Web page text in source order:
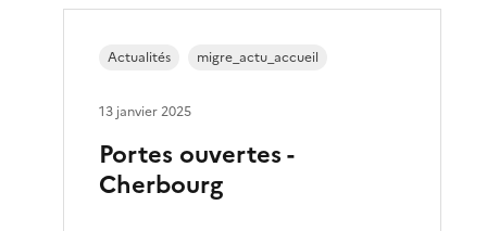
Portes ouvertes -
Cherbourg
Actualités migre_actu_accueil
13 janvier 2025